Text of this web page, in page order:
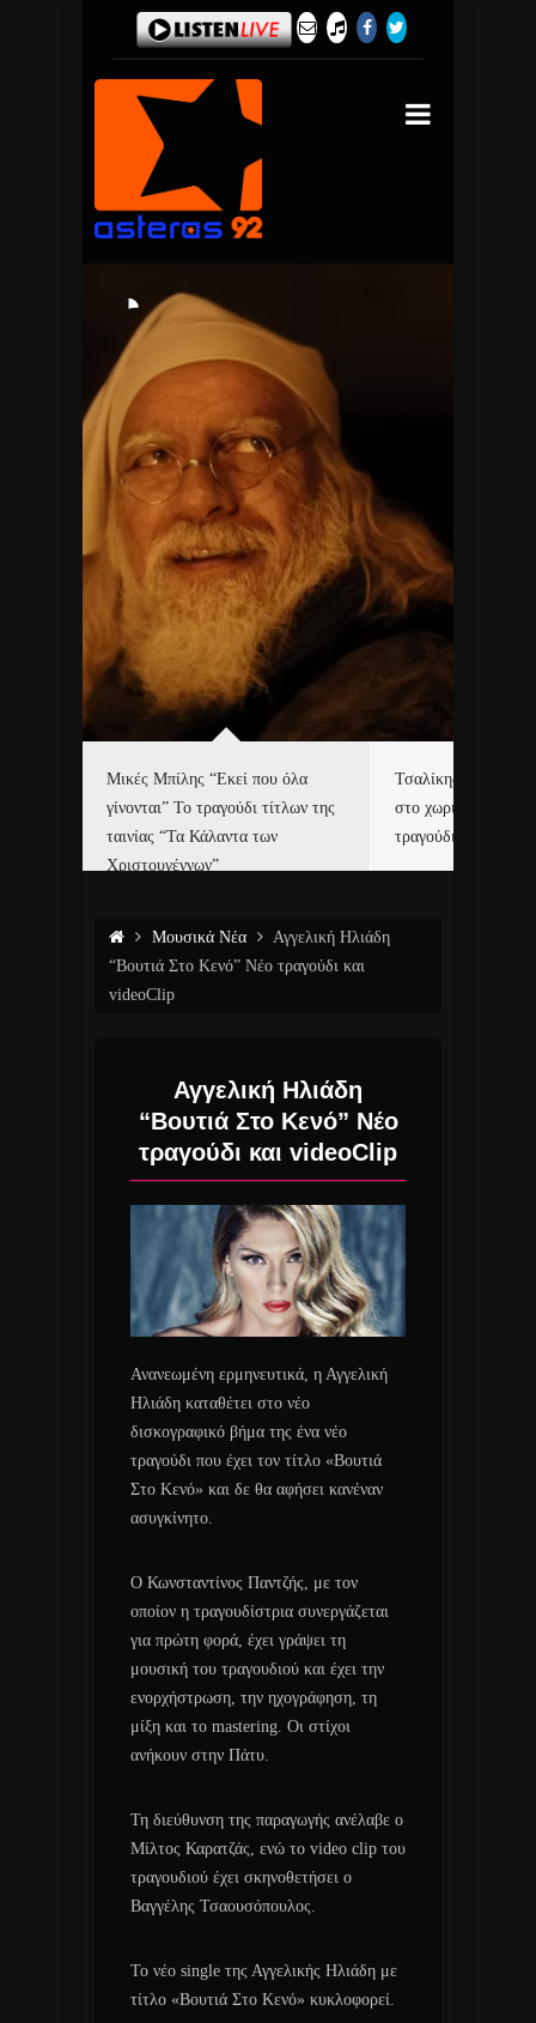
Μικές Μπίλης “Εκεί που όλα
γίνονται” Το τραγούδι τίτλων της
ταινίας “Τα Κάλαντα των
Χριστουγέννων”
Τσαλίκης,
στο χωριό του Άι
τραγούδι και video
Μουσικά Νέα
Αγγελική Ηλιάδη
“Βουτιά Στο Κενό” Νέο τραγούδι και
videoClip
Αγγελική Ηλιάδη
“Βουτιά Στο Κενό” Νέο
τραγούδι και videoClip
Ανανεωμένη ερμηνευτικά, η Αγγελική
Ηλιάδη καταθέτει στο νέο
δισκογραφικό βήμα της ένα νέο
τραγούδι που έχει τον τίτλο «Βουτιά
Στο Κενό» και δε θα αφήσει κανέναν
ασυγκίνητο.
Ο Κωνσταντίνος Παντζής, με τον
οποίον η τραγουδίστρια συνεργάζεται
για πρώτη φορά, έχει γράψει τη
μουσική του τραγουδιού και έχει την
ενορχήστρωση, την ηχογράφηση, τη
μίξη και το mastering. Οι στίχοι
ανήκουν στην Πάτυ.
Τη διεύθυνση της παραγωγής ανέλαβε ο
Μίλτος Καρατζάς, ενώ το video clip του
τραγουδιού έχει σκηνοθετήσει ο
Βαγγέλης Τσαουσόπουλος.
Το νέο single της Αγγελικής Ηλιάδη με
τίτλο «Βουτιά Στο Κενό» κυκλοφορεί.